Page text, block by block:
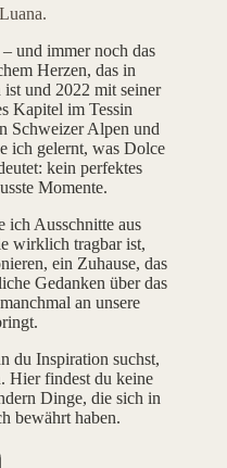
und immer noch das
Herzen, das in
und 2022 mit seiner
Kapitel im Tessin
Schweizer Alpen und
ich gelernt, was Dolce
kein perfektes
Momente.
ich Ausschnitte aus
wirklich tragbar ist,
ein Zuhause, das
Gedanken über das
an unsere
du Inspiration suchst,
Hier findest du keine
Dinge, die sich in
bewährt haben.